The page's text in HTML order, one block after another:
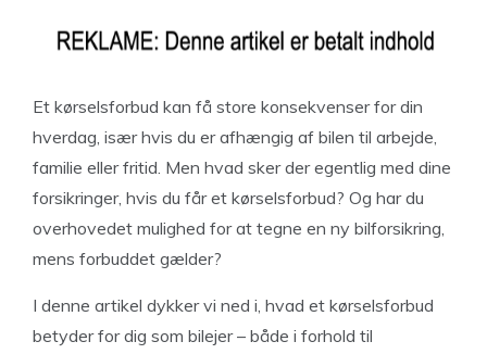
Et kørselsforbud kan få store konsekvenser for din
hverdag, især hvis du er afhængig af bilen til arbejde,
familie eller fritid. Men hvad sker der egentlig med dine
forsikringer, hvis du får et kørselsforbud? Og har du
overhovedet mulighed for at tegne en ny bilforsikring,
mens forbuddet gælder?
I denne artikel dykker vi ned i, hvad et kørselsforbud
betyder for dig som bilejer – både i forhold til